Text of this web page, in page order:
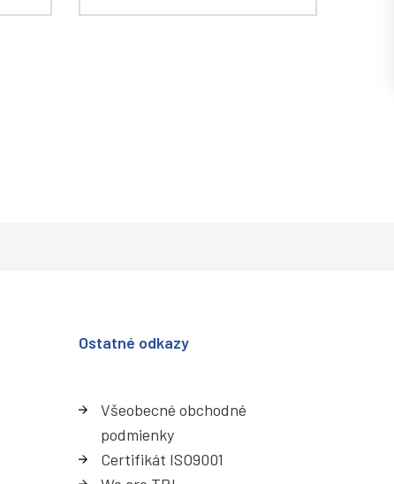
Ostatné odkazy
Všeobecné obchodné
podmienky
Certifikát ISO9001